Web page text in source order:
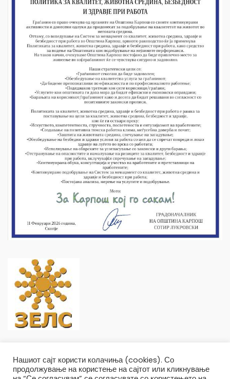
Нашиот сајт користи колачиња (cookies). Со
продолжување на користење на сајтот или кликнување